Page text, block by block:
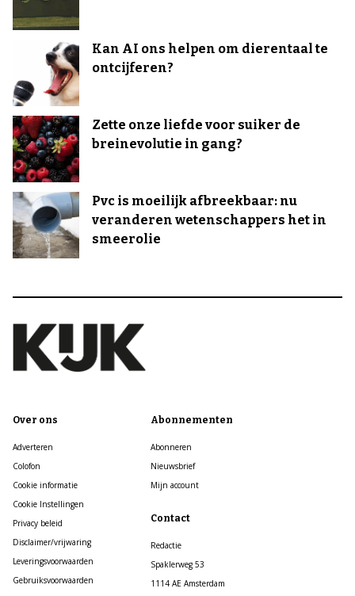
Kan AI ons helpen om dierentaal te
ontcijferen?
Zette onze liefde voor suiker de
breinevolutie in gang?
Pvc is moeilijk afbreekbaar: nu
veranderen wetenschappers het in
smeerolie
Over ons
Adverteren
Colofon
Cookie informatie
Cookie Instellingen
Privacy beleid
Disclaimer/vrijwaring
Leveringsvoorwaarden
Gebruiksvoorwaarden
Abonnementen
Abonneren
Nieuwsbrief
Mijn account
Contact
Redactie
Spaklerweg 53
1114 AE Amsterdam